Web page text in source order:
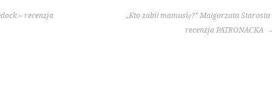
– recenzja
„Kto zabił mamusię?” Małgorzata Starosta
recenzja PATRONACKA